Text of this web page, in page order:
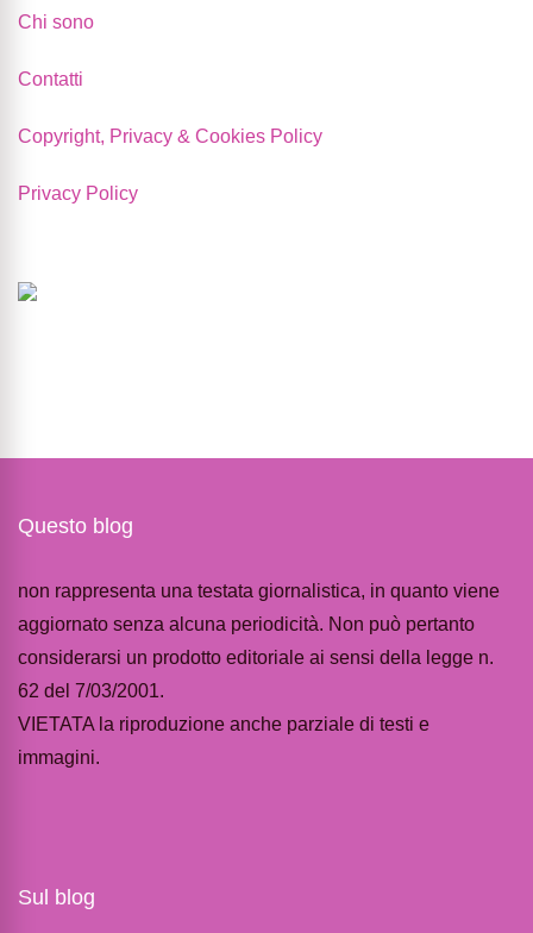
Chi sono
Contatti
Copyright, Privacy & Cookies Policy
Privacy Policy
Questo blog
non rappresenta una testata giornalistica, in quanto viene
aggiornato senza alcuna periodicità. Non può pertanto
considerarsi un prodotto editoriale ai sensi della legge n.
62 del 7/03/2001.
VIETATA la riproduzione anche parziale di testi e
immagini.
Sul blog